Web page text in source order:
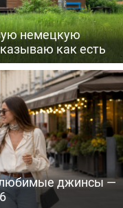
немецкую
как есть
джинсы —